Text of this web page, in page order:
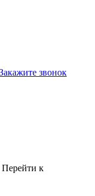
звонок
Перейти к